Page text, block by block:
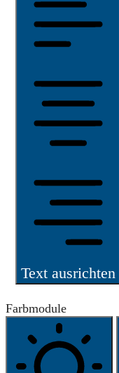
Text ausrichten
Farbmodule